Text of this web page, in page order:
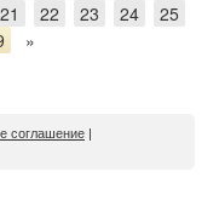
21 22 23 24
25
»
соглашение |